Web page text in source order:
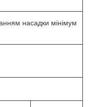
насадки мінімум